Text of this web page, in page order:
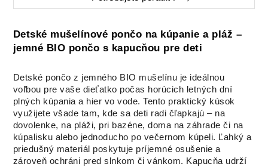
Detské mušelínové pončo na kúpanie a pláž –
jemné BIO pončo s kapucňou pre deti
Detské pončo z jemného BIO mušelínu je ideálnou
voľbou pre vaše dieťatko počas horúcich letných dní
plných kúpania a hier vo vode. Tento praktický kúsok
využijete všade tam, kde sa deti radi čľapkajú – na
dovolenke, na pláži, pri bazéne, doma na záhrade či na
kúpalisku alebo jednoducho po večernom kúpeli. Ľahký a
priedušný materiál poskytuje príjemné osušenie a
zároveň ochráni pred slnkom či vánkom. Kapucňa udrží